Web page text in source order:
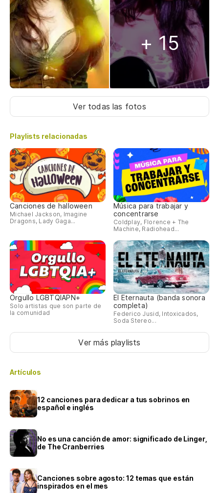
+ 15
Ver todas las fotos
Playlists relacionadas
Canciones de halloween
Michael Jackson, Imagine
Dragons, Lady Gaga...
Música para trabajar y
concentrarse
Coldplay, Florence + The
Machine, Radiohead...
Orgullo LGBTQIAPN+
Solo artistas que son parte de
la comunidad
El Eternauta (banda sonora
completa)
Federico Jusid, Intoxicados,
Soda Stereo...
Ver más playlists
Artículos
12 canciones para dedicar a tus sobrinos en
español e inglés
No es una canción de amor: significado de Linger,
de The Cranberries
Canciones sobre agosto: 12 temas que están
inspirados en el mes